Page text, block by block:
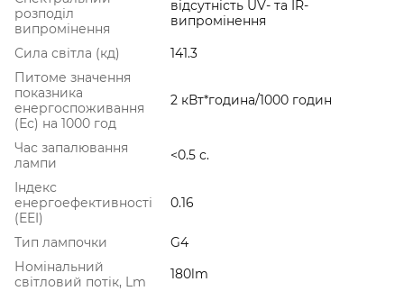
розподіл
випромінення
відсутність UV- та IR-
випромінення
Сила світла (кд)
141.3
Питоме значення
показника
енергоспоживання
(Ес) на 1000 год
2 кВт*година/1000 годин
Час запалювання
лампи
<0.5 с.
Індекс
енергоефективності
(EEI)
0.16
Тип лампочки
G4
Номінальний
світловий потік, Lm
180lm